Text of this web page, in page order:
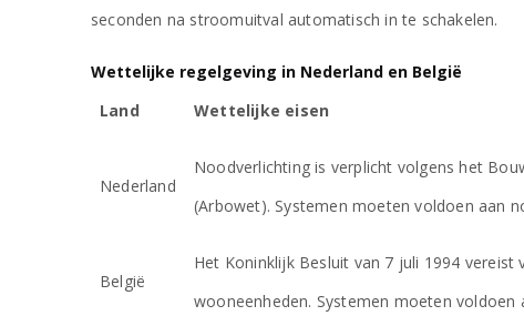
seconden na stroomuitval automatisch in te schakelen.
Wettelijke regelgeving in Nederland en België
Land
Wettelijke eisen
Nederland
Noodverlichting is verplicht volgens het
(Arbowet). Systemen moeten voldoen aan
België
Het Koninklijk Besluit van 7 juli 1994
wooneenheden. Systemen moeten voldoen